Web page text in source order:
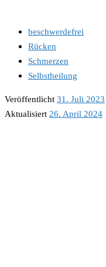
beschwerdefrei
Rücken
Schmerzen
Selbstheilung
Veröffentlicht 31. Juli 2023
Aktualisiert 26. April 2024